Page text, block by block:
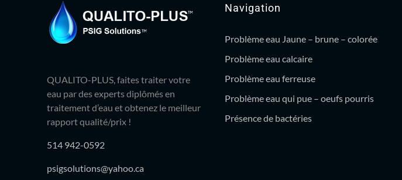
QUALITO-PLUS, faites traiter votre
eau par des experts diplômés en
traitement d’eau et obtenez le meilleur
rapport qualité/prix !
514 942-0592
psigsolutions@yahoo.ca
Navigation
Problème eau Jaune – brune – colorée
Problème eau calcaire
Problème eau ferreuse
Problème eau qui pue – oeufs pourris
Présence de bactéries